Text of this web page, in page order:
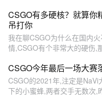
CSGO有多硬核？就算你
吊打你
我在聊CSGO为什么在国内
情,CSGO有个非常大的硬伤,
CSGO今年最后一场大赛
CSGO的2021年,注定是
下的小蜜蜂,两者交手无数次,